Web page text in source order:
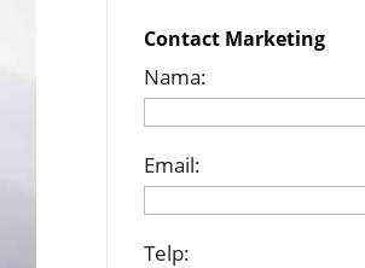
Contact Marketing
Nama:
Email:
Telp: